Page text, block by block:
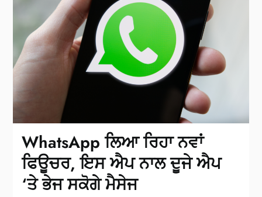
WhatsApp ਲਿਆ ਰਿਹਾ ਨਵਾਂ
ਫਿਊਚਰ, ਇਸ ਐਪ ਨਾਲ ਦੂਜੇ ਐਪ
‘ਤੇ ਭੇਜ ਸਕੋਗੇ ਮੈਸੇਜ